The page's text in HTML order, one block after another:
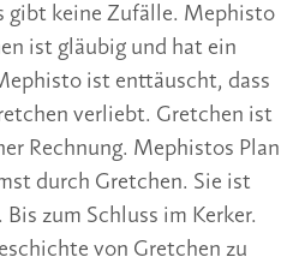
gibt keine Zufälle. Mephisto
ist gläubig und hat ein
ist enttäuscht, dass
verliebt. Gretchen ist
Rechnung. Mephistos Plan
durch Gretchen. Sie ist
zum Schluss im Kerker.
von Gretchen zu